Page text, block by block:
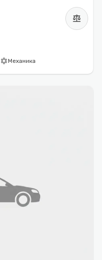
balance
settingsМеханика